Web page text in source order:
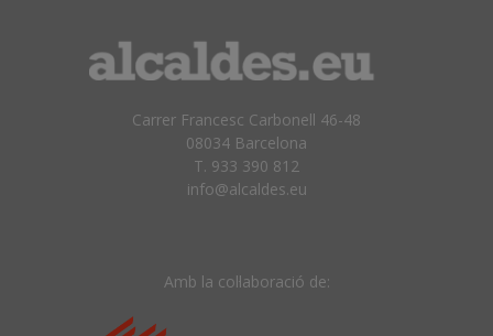
Carrer Francesc Carbonell 46-48
08034 Barcelona
T. 933 390 812
info@alcaldes.eu
Amb la col·laboració de: